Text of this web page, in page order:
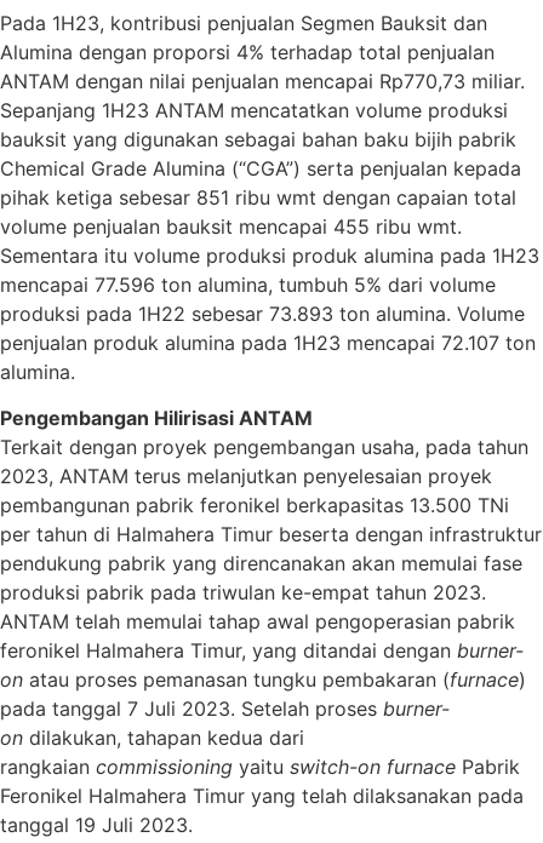
Pada 1H23, kontribusi penjualan Segmen Bauksit dan
Alumina dengan proporsi 4% terhadap total penjualan
ANTAM dengan nilai penjualan mencapai Rp770,73 miliar.
Sepanjang 1H23 ANTAM mencatatkan volume produksi
bauksit yang digunakan sebagai bahan baku bijih pabrik
Chemical Grade Alumina (“CGA”) serta penjualan kepada
pihak ketiga sebesar 851 ribu wmt dengan capaian total
volume penjualan bauksit mencapai 455 ribu wmt.
Sementara itu volume produksi produk alumina pada 1H23
mencapai 77.596 ton alumina, tumbuh 5% dari volume
produksi pada 1H22 sebesar 73.893 ton alumina. Volume
penjualan produk alumina pada 1H23 mencapai 72.107 ton
alumina.
Pengembangan Hilirisasi ANTAM
Terkait dengan proyek pengembangan usaha, pada tahun
2023, ANTAM terus melanjutkan penyelesaian proyek
pembangunan pabrik feronikel berkapasitas 13.500 TNi
per tahun di Halmahera Timur beserta dengan infrastruktur
pendukung pabrik yang direncanakan akan memulai fase
produksi pabrik pada triwulan ke-empat tahun 2023.
ANTAM telah memulai tahap awal pengoperasian pabrik
feronikel Halmahera Timur, yang ditandai dengan burner-
on atau proses pemanasan tungku pembakaran (furnace)
pada tanggal 7 Juli 2023. Setelah proses burner-
on dilakukan, tahapan kedua dari
rangkaian commissioning yaitu switch-on furnace Pabrik
Feronikel Halmahera Timur yang telah dilaksanakan pada
tanggal 19 Juli 2023.